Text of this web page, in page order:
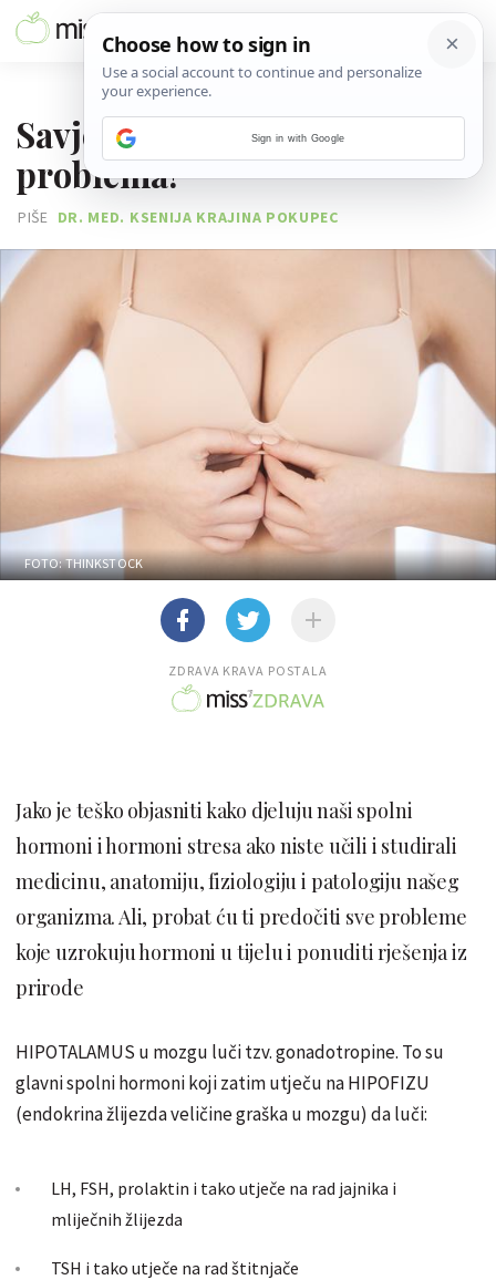
Savjeti za 5 ženskih
problema!
PIŠE DR. MED. KSENIJA KRAJINA POKUPEC
FOTO: THINKSTOCK
ZDRAVA KRAVA POSTALA
Jako je teško objasniti kako djeluju naši spolni
hormoni i hormoni stresa ako niste učili i studirali
medicinu, anatomiju, fiziologiju i patologiju našeg
organizma. Ali, probat ću ti predočiti sve probleme
koje uzrokuju hormoni u tijelu i ponuditi rješenja iz
prirode
HIPOTALAMUS u mozgu luči tzv. gonadotropine. To su
glavni spolni hormoni koji zatim utječu na HIPOFIZU
(endokrina žlijezdaveličinegraškau mozgu) da luči:
LH, FSH, prolaktin i tako utječe na rad jajnika i
mliječnih žlijezda
TSH i tako utječe na rad štitnjače
Sign in with Google